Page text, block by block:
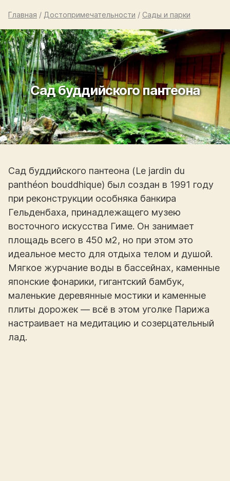
Главная / Достопримечательности / Сады и парки
Сад буддийского пантеона
Сад буддийского пантеона (Le jardin du
panthéon bouddhique) был создан в 1991 году
при реконструкции особняка банкира
Гельденбаха, принадлежащего музею
восточного искусства Гиме. Он занимает
площадь всего в 450 м2, но при этом это
идеальное место для отдыха телом и душой.
Мягкое журчание воды в бассейнах, каменные
японские фонарики, гигантский бамбук,
маленькие деревянные мостики и каменные
плиты дорожек — всё в этом уголке Парижа
настраивает на медитацию и созерцательный
лад.